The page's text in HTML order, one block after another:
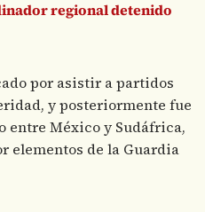
regional detenido
por asistir a partidos
y posteriormente fue
entre México y Sudáfrica,
elementos de la Guardia